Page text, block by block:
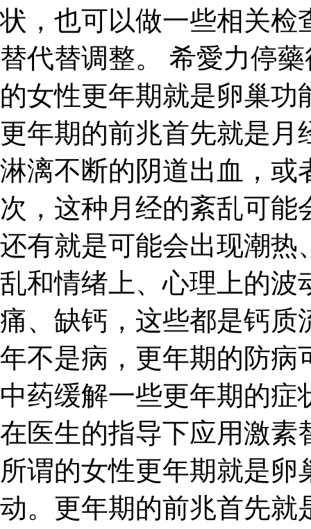
状，也可以做一些相关检
替代替调整。 希愛力停
的女性更年期就是卵巢
更年期的前兆首先就是月
淋漓不断的阴道出血，或
次，这种月经的紊乱可
还有就是可能会出现潮热
乱和情绪上、心理上的波
痛、缺钙，这些都是钙质
年不是病，更年期的防病
中药缓解一些更年期的
在医生的指导下应用激素
所谓的女性更年期就是
动。更年期的前兆首先就